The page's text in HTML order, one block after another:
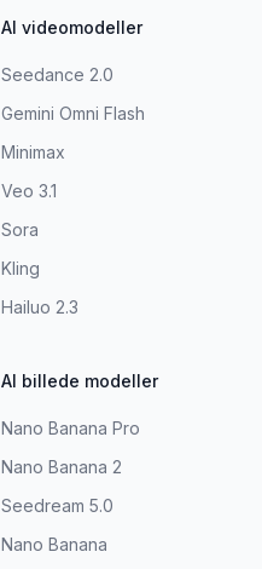
AI videomodeller
Seedance 2.0
Gemini Omni Flash
Minimax
Veo 3.1
Sora
Kling
Hailuo 2.3
AI billede modeller
Nano Banana Pro
Nano Banana 2
Seedream 5.0
Nano Banana